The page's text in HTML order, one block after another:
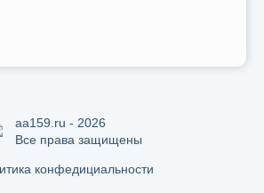
aa159.ru - 2026
Все права защищены
конфедициальности